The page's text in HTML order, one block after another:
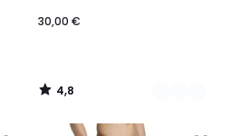
30,00 €
4,8
/